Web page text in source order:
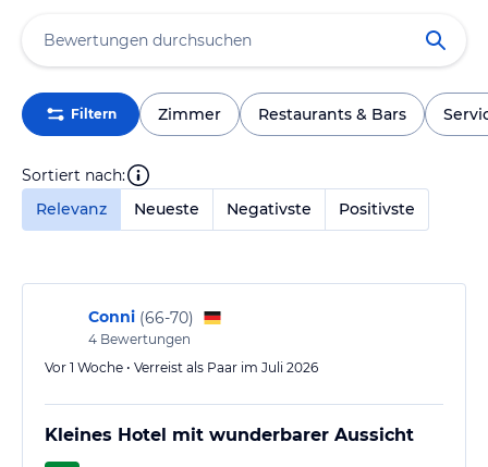
Filtern Zimmer Restaurants & Bars
Sortiert nach:
Relevanz
Neueste Negativste Positivste
Conni (66-70)
4 Bewertungen
Vor 1 Woche • Verreist als Paar im Juli 2026
Kleines Hotel mit wunderbarer Aussicht